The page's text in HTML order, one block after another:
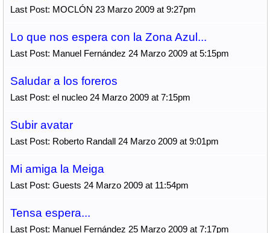
Last Post: MOCLÓN 23 Marzo 2009 at 9:27pm
Lo que nos espera con la Zona Azul...
Last Post: Manuel Fernández 24 Marzo 2009 at 5:15pm
Saludar a los foreros
Last Post: el nucleo 24 Marzo 2009 at 7:15pm
Subir avatar
Last Post: Roberto Randall 24 Marzo 2009 at 9:01pm
Mi amiga la Meiga
Last Post: Guests 24 Marzo 2009 at 11:54pm
Tensa espera...
Last Post: Manuel Fernández 25 Marzo 2009 at 7:17pm